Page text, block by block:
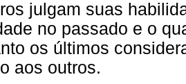
julgam suas
no passado e o
os últimos
aos outros.